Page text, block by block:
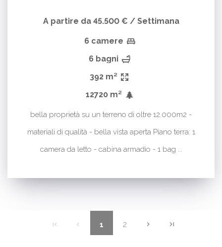
A partire da 45.500 € / Settimana
6 camere
6 bagni
392 m²
12720 m²
bella proprietà su un terreno di oltre 12.000m2 -
materiali di qualità - bella vista aperta Piano terra: 1
camera da letto - cabina armadio - 1 bag ...
1 2